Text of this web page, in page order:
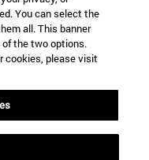
You can select the
all. This banner
the two options.
cookies, please visit